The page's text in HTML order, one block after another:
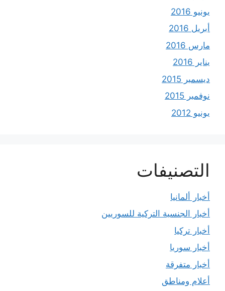
يونيو 2016
أبريل 2016
مارس 2016
يناير 2016
ديسمبر 2015
نوفمبر 2015
يونيو 2012
التصنيفات
أخبار ألمانيا
أخبار الجنسية التركية للسوريين
أخبار تركيا
أخبار سوريا
أخبار متفرقة
أعلام ومناطق